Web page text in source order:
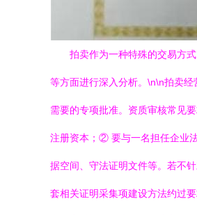
拍卖作为一种特殊的交易方
等方面进行深入分析。\n\n拍卖
需要的专项批准。资质审核常见
注册资本；② 要与一名担任企业
据空间、守法证明文件等。若不
套相关证明采集项建设方法约过